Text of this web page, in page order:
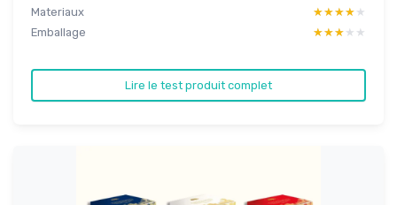
Materiaux
★★★★★
★★★★★
Emballage
★★★★★
★★★★★
Lire le test produit complet